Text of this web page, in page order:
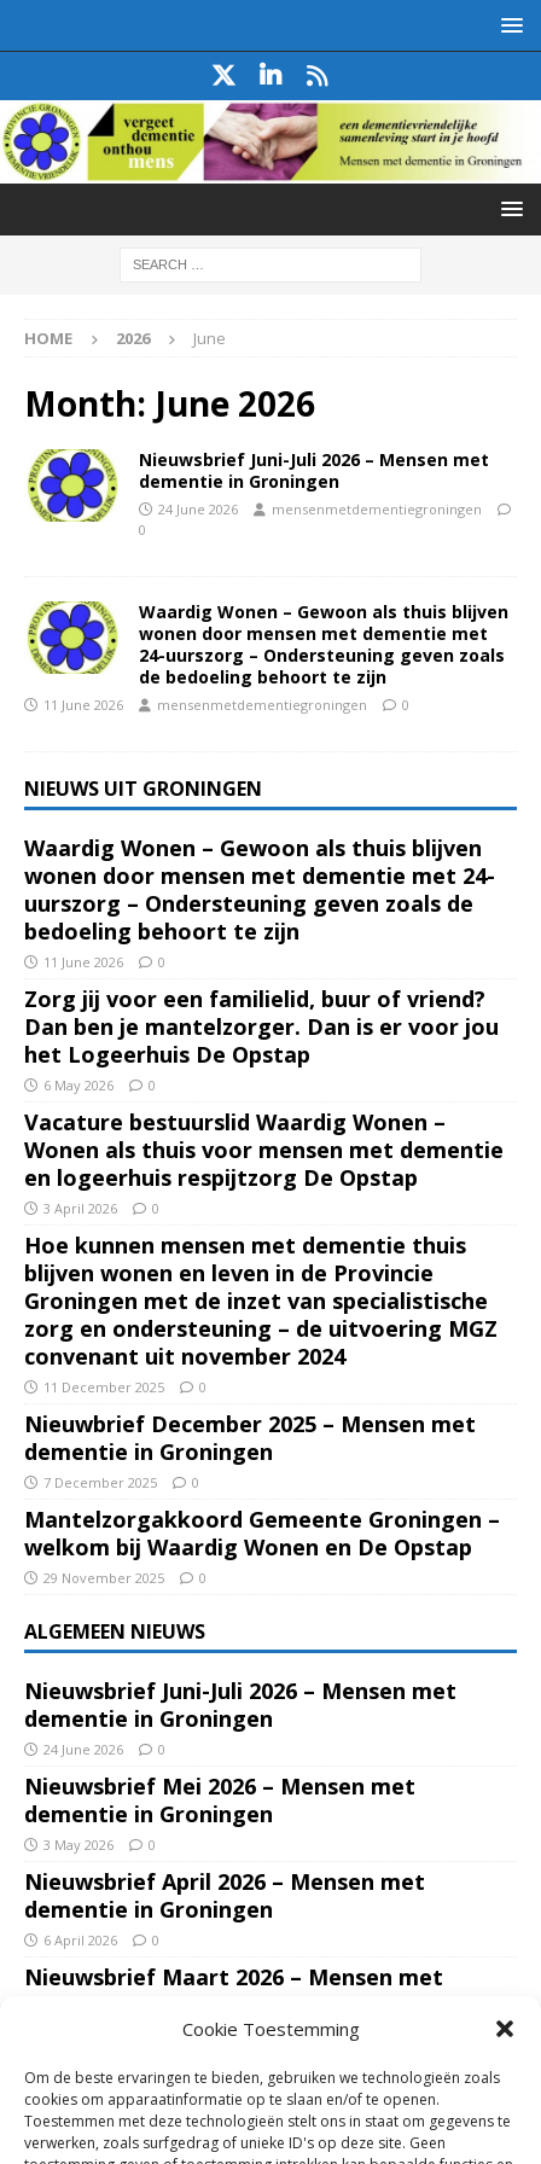
Cookie Toestemming
Om de beste ervaringen te bieden, gebruiken we technologieën zoals
cookies om apparaatinformatie op te slaan en/of te openen.
Toestemmen met deze technologieën stelt ons in staat om gegevens te
verwerken, zoals surfgedrag of unieke ID's op deze site. Geen
HOME 2026 June
Month: June 2026
Nieuwsbrief Juni-Juli 2026 – Mensen met
dementie in Groningen
24 June 2026
mensenmetdementiegroningen
0
Waardig Wonen – Gewoon als thuis blijven
wonen door mensen met dementie met
24-uurszorg – Ondersteuning geven zoals
de bedoeling behoort te zijn
11 June 2026 mensenmetdementiegroningen 0
NIEUWS UIT GRONINGEN
Waardig Wonen – Gewoon als thuis blijven
wonen door mensen met dementie met 24-
uurszorg – Ondersteuning geven zoals de
bedoeling behoort te zijn
11 June 2026 0
Zorg jij voor een familielid, buur of vriend?
Dan ben je mantelzorger. Dan is er voor jou
het Logeerhuis De Opstap
6 May 2026 0
Vacature bestuurslid Waardig Wonen –
Wonen als thuis voor mensen met dementie
en logeerhuis respijtzorg De Opstap
3 April 2026 0
Hoe kunnen mensen met dementie thuis
blijven wonen en leven in de Provincie
Groningen met de inzet van specialistische
zorg en ondersteuning – de uitvoering MGZ
convenant uit november 2024
11 December 2025 0
Nieuwbrief December 2025 – Mensen met
dementie in Groningen
7 December 2025 0
Mantelzorgakkoord Gemeente Groningen –
welkom bij Waardig Wonen en De Opstap
29 November 2025 0
ALGEMEEN NIEUWS
Nieuwsbrief Juni-Juli 2026 – Mensen met
dementie in Groningen
24 June 2026 0
Nieuwsbrief Mei 2026 – Mensen met
dementie in Groningen
3 May 2026 0
Nieuwsbrief April 2026 – Mensen met
dementie in Groningen
6 April 2026 0
Nieuwsbrief Maart 2026 – Mensen met
Nieuwsbrief Januari – Februari 2026 – Mensen
met dementie in Groningen
7 February 2026 0